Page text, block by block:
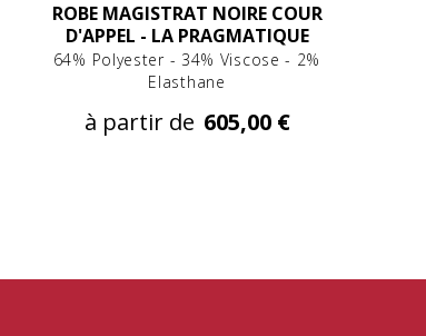
ROBE MAGISTRAT NOIRE COUR
D'APPEL - LA PRAGMATIQUE
64% Polyester - 34% Viscose - 2%
Elasthane
à partir de 605,00 €